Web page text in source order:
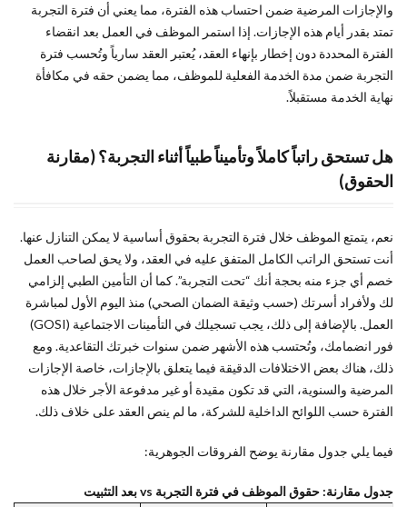
والإجازات المرضية ضمن احتساب هذه الفترة، مما يعني أن فترة التجربة
تمتد بقدر أيام هذه الإجازات. إذا استمر الموظف في العمل بعد انقضاء
الفترة المحددة دون إخطار بإنهاء العقد، يُعتبر العقد سارياً وتُحسب فترة
التجربة ضمن مدة الخدمة الفعلية للموظف، مما يضمن حقه في مكافأة
نهاية الخدمة مستقبلاً.
هل تستحق راتباً كاملاً وتأميناً طبياً أثناء التجربة؟ (مقارنة
الحقوق)
نعم، يتمتع الموظف خلال فترة التجربة بحقوق أساسية لا يمكن التنازل عنها.
أنت تستحق الراتب الكامل المتفق عليه في العقد، ولا يحق لصاحب العمل
خصم أي جزء منه بحجة أنك “تحت التجربة”. كما أن التأمين الطبي إلزامي
لك ولأفراد أسرتك (حسب وثيقة الضمان الصحي) منذ اليوم الأول لمباشرة
العمل. بالإضافة إلى ذلك، يجب تسجيلك في التأمينات الاجتماعية (GOSI)
فور انضمامك، وتُحتسب هذه الأشهر ضمن سنوات خبرتك التقاعدية. ومع
ذلك، هناك بعض الاختلافات الدقيقة فيما يتعلق بالإجازات، خاصة الإجازات
المرضية والسنوية، التي قد تكون مقيدة أو غير مدفوعة الأجر خلال هذه
الفترة حسب اللوائح الداخلية للشركة، ما لم ينص العقد على خلاف ذلك.
فيما يلي جدول مقارنة يوضح الفروقات الجوهرية:
جدول مقارنة: حقوق الموظف في فترة التجربة vs بعد التثبيت